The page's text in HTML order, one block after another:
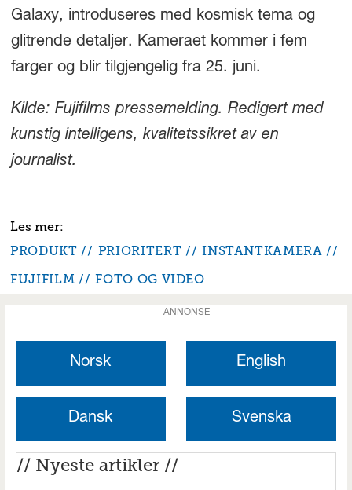
Galaxy, introduseres med kosmisk tema og
glitrende detaljer. Kameraet kommer i fem
farger og blir tilgjengelig fra 25. juni.
Kilde: Fujifilms pressemelding. Redigert med
kunstig intelligens, kvalitetssikret av en
journalist.
PRODUKT PRIORITERT
INSTANTKAMERA
FUJIFILM
FOTO OG VIDEO
ANNONSE
Norsk English
Dansk Svenska
// Nyeste artikler //